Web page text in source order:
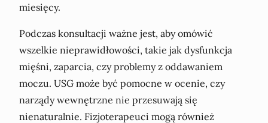
miesięcy.
Podczas konsultacji ważne jest, aby omówić
wszelkie nieprawidłowości, takie jak dysfunkcja
mięśni, zaparcia, czy problemy z oddawaniem
moczu. USG może być pomocne w ocenie, czy
narządy wewnętrzne nie przesuwają się
nienaturalnie. Fizjoterapeuci mogą również